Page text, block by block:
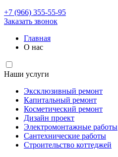
+7 (966) 355-55-95
Заказать звонок
Главная
О нас
Наши услуги
Эксклюзивный ремонт
Капитальный ремонт
Косметический ремонт
Дизайн проект
Электромонтажные работы
Сантехнические работы
Строительство коттеджей